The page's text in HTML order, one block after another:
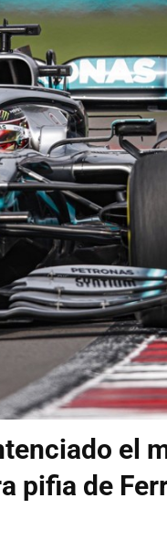
el
pifia de